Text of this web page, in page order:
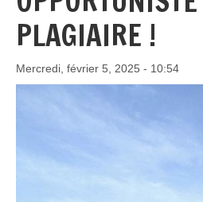
PLAGIAIRE !
Mercredi, février 5, 2025 - 10:54